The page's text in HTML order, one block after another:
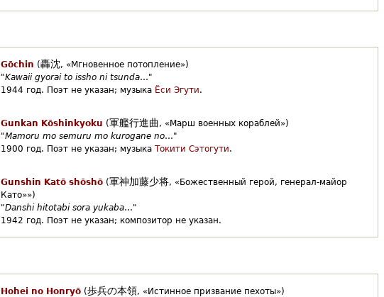
Gōchin (轟沈, «Мгновенное потопление»)
"Kawaii gyorai to issho ni tsunda…"
1944 год. Поэт не указан; музыка Ёси Эгути.
Gunkan Kōshinkyoku (軍艦行進曲 , «Марш военных кораблей»)
"Mamoru mo semuru mo kurogane no…"
1900 год. Поэт не указан; музыка Токити Сэтогути.
Gunshin Katō shōshō (軍神加藤少将, «Божественный герой, генерал-майор
Като»»)
"Danshi hitotabi sora yukaba…"
1942 год. Поэт не указан; композитор не указан.
Hohei no Honryō (歩兵の本領, «Истинное призвание пехоты»)